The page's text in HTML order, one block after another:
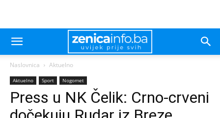
Naslovnica Aktuelno
Aktuelno Sport Nogomet
Press u NK Čelik: Crno-crveni